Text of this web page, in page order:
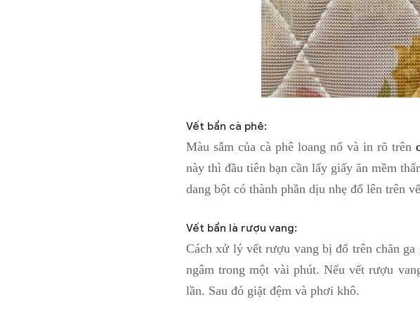
Vết bẩn cà phê:
Màu sẫm của cà phê loang nổ và in rõ trên
này thì đầu tiên bạn cần lấy giấy ăn mềm
dang bột có thành phần dịu nhẹ đổ lên trên
Vết bẩn là rượu vang:
Cách xử lý vết rượu vang bị đổ trên chăn
ngâm trong một vài phút. Nếu vết rượu
lần. Sau đó giặt đệm và phơi khô.